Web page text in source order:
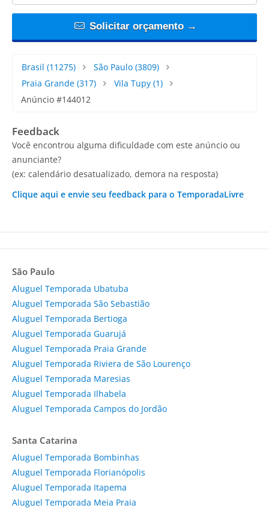
Solicitar orçamento →
Brasil (11275) São Paulo(3809)
Praia Grande (317) Vila Tupy(1)
Anúncio #144012
Feedback
Você encontrou alguma dificuldade com este anúncio ou
anunciante?
(ex: calendário desatualizado, demora na resposta)
Clique aqui e envie seu feedback para o TemporadaLivre
São Paulo
Aluguel Temporada Ubatuba
Aluguel Temporada São Sebastião
Aluguel Temporada Bertioga
Aluguel Temporada Guarujá
Aluguel Temporada Praia Grande
Aluguel Temporada Riviera de São Lourenço
Aluguel Temporada Maresias
Aluguel Temporada Ilhabela
Aluguel Temporada Campos do Jordão
Santa Catarina
Aluguel Temporada Bombinhas
Aluguel Temporada Florianópolis
Aluguel Temporada Itapema
Aluguel Temporada Meia Praia